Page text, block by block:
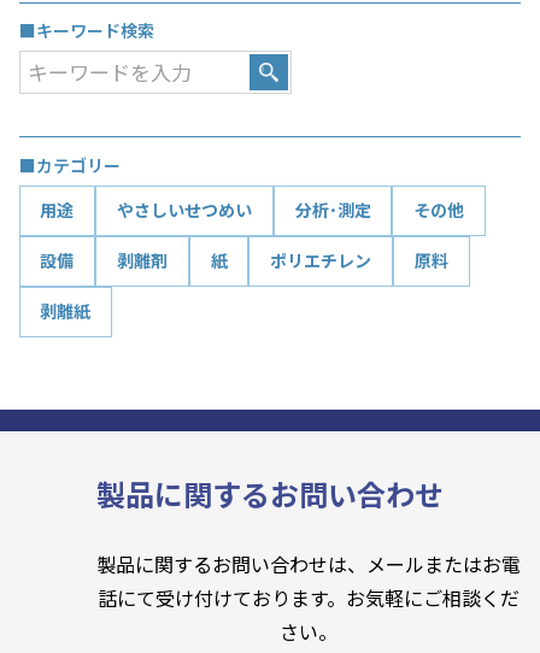
■キーワード検索
■カテゴリー
用途
やさしいせつめい 分析･測定 その他
設備 剥離剤 紙 ポリエチレン 原料
剥離紙
製品に関するお問い合わせ
製品に関するお問い合わせは、メールまたはお電
話にて受け付けております。お気軽にご相談くだ
さい。